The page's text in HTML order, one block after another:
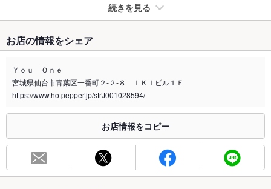
続きを見る
禁煙・喫煙 全席喫煙可
喫煙専用室 なし
※2020年4月1日～受動喫煙対策に関する法律が施行されています。正しい情報はお店へお問い
総席数 40席
最大宴会収
40人(40人(着席時) 50人(立食時))
お店の情報をシェア
Ｙｏｕ Ｏｎｅ
宮城県仙台市青葉区一番町２‐２‐８ ＩＫＩビル１Ｆ
https://www.hotpepper.jp/strJ001028594/
お店情報をコピー